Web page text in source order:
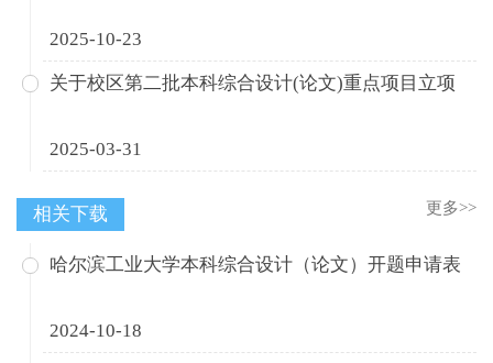
2025-10-23
关于校区第二批本科综合设计(论文)重点项目立项
2025-03-31
相关下载 更多>>
哈尔滨工业大学本科综合设计（论文）开题申请表
2024-10-18